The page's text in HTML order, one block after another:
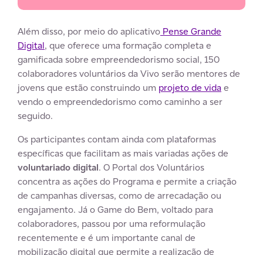
Além disso, por meio do aplicativo Pense Grande
Digital, que oferece uma formação completa e
gamificada sobre empreendedorismo social, 150
colaboradores voluntários da Vivo serão mentores de
jovens que estão construindo um projeto de vidae
vendo o empreendedorismo como caminho a ser
seguido.
Os participantes contam ainda com plataformas
específicas que facilitam as mais variadas ações de
voluntariado digital. O Portal dos Voluntários
concentra as ações do Programa e permite a criação
de campanhas diversas, como de arrecadação ou
engajamento. Já o Game do Bem, voltado para
colaboradores, passou por uma reformulação
recentemente e é um importante canal de
mobilização digital que permite a realização de